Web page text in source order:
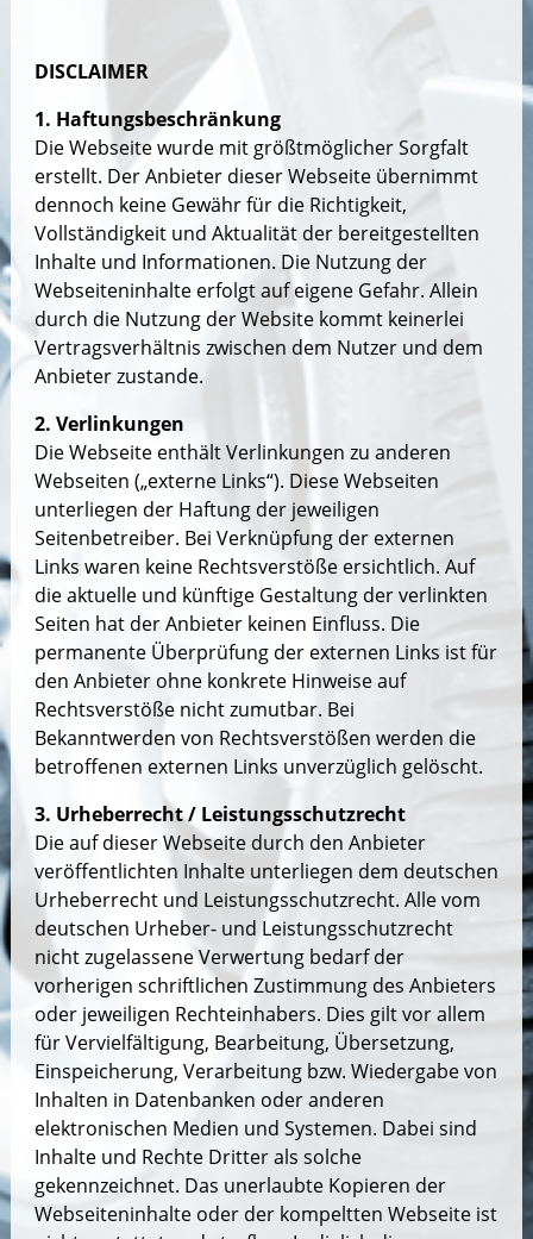
DISCLAIMER
1. Haftungsbeschränkung
Die Webseite wurde mit größtmöglicher Sorgfalt
erstellt. Der Anbieter dieser Webseite übernimmt
dennoch keine Gewähr für die Richtigkeit,
Vollständigkeit und Aktualität der bereitgestellten
Inhalte und Informationen. Die Nutzung der
Webseiteninhalte erfolgt auf eigene Gefahr. Allein
durch die Nutzung der Website kommt keinerlei
Vertragsverhältnis zwischen dem Nutzer und dem
Anbieter zustande.
2. Verlinkungen
Die Webseite enthält Verlinkungen zu anderen
Webseiten („externe Links“). Diese Webseiten
unterliegen der Haftung der jeweiligen
Seitenbetreiber. Bei Verknüpfung der externen
Links waren keine Rechtsverstöße ersichtlich. Auf
die aktuelle und künftige Gestaltung der verlinkten
Seiten hat der Anbieter keinen Einfluss. Die
permanente Überprüfung der externen Links ist für
den Anbieter ohne konkrete Hinweise auf
Rechtsverstöße nicht zumutbar. Bei
Bekanntwerden von Rechtsverstößen werden die
betroffenen externen Links unverzüglich gelöscht.
3. Urheberrecht / Leistungsschutzrecht
Die auf dieser Webseite durch den Anbieter
veröffentlichten Inhalte unterliegen dem deutschen
Urheberrecht und Leistungsschutzrecht. Alle vom
deutschen Urheber- und Leistungsschutzrecht
nicht zugelassene Verwertung bedarf der
vorherigen schriftlichen Zustimmung des Anbieters
oder jeweiligen Rechteinhabers. Dies gilt vor allem
für Vervielfältigung, Bearbeitung, Übersetzung,
Einspeicherung, Verarbeitung bzw. Wiedergabe von
Inhalten in Datenbanken oder anderen
elektronischen Medien und Systemen. Dabei sind
Inhalte und Rechte Dritter als solche
gekennzeichnet. Das unerlaubte Kopieren der
Webseiteninhalte oder der kompeltten Webseite ist